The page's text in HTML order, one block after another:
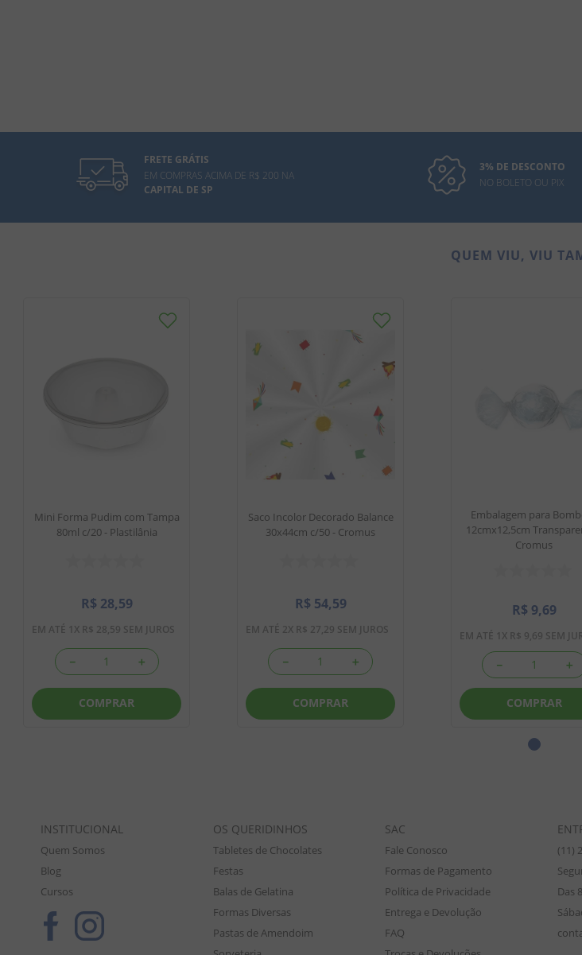
FRETE GRÁTIS
EM COMPRAS ACIMA DE R$ 200 NA
CAPITAL DE SP
3% DE DESCONTO
NO BOLETO OU PIX
QUEM VIU, VIU
Mini Forma Pudim com Tampa
80ml c/20 - Plastilânia
R$ 28,59
EM ATÉ 1 X R$ 28,59 SEM JUROS
＋
－
COMPRAR
Saco Incolor Decorado Balance
30x44cm c/50 - Cromus
R$ 54,59
EM ATÉ 2X R$ 27,29 SEM JUROS
＋
－
COMPRAR
Embalagem para
12cmx12,5cm
Cromus
R$ 9,69
EM ATÉ 1 X R$ 9,69 SEM
＋
－
COMPRAR
INSTITUCIONAL
Quem Somos
Blog
Cursos
OS QUERIDINHOS
Tabletes de Chocolates
Festas
Balas de Gelatina
Formas Diversas
Pastas de Amendoim
SAC
Fale Conosco
Formas de Pagamento
Política de Privacidade
Entrega e Devolução
FAQ
(11)
Das